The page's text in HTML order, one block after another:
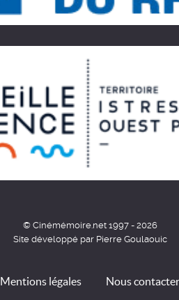
© Cinémémoire.net 1997 - 2026
Site développé par Pierre Goulaouic
Mentions légales Nous contacter